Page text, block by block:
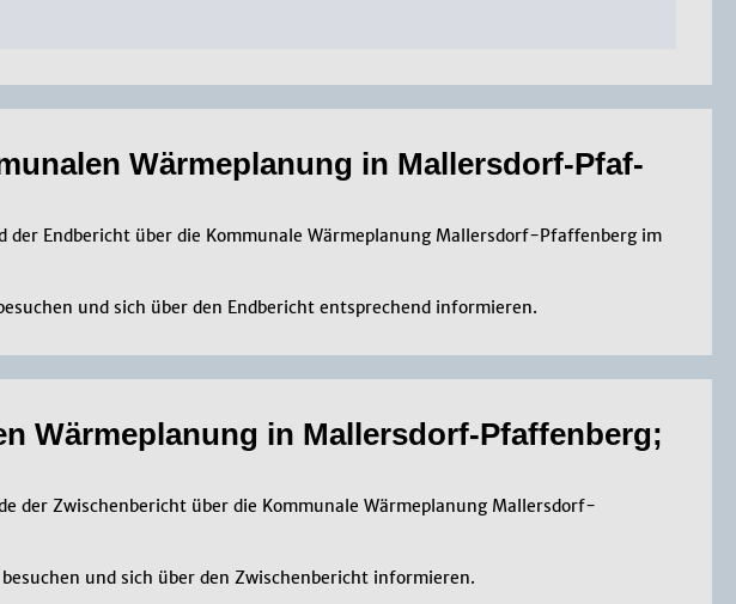
Wär­me­pla­nung in Mal­lers­dorf-Pfaf­
der Endbericht über die Kommunale Wärmeplanung Mallersdorf-Pfaffenberg im
und sich über den Endbericht entsprechend informieren.
Wär­me­pla­nung in Mal­lers­dorf-Pfaf­fen­berg;
der Zwischenbericht über die Kommunale Wärmeplanung Mallersdorf-
und sich über den Zwischenbericht informieren.